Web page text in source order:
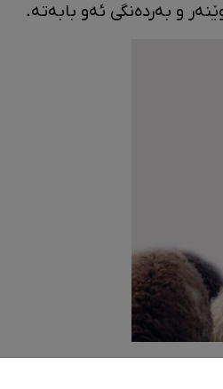
و بەردەنگی ئەو بابەتە.
هەر لە دێر